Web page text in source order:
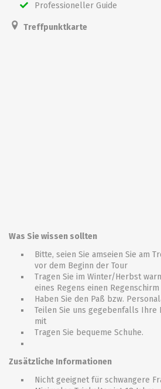
Professioneller Guide
Treffpunktkarte
Was Sie wissen sollten
Bitte, seien Sie amseien Sie am
vor dem Beginn der Tour
Tragen Sie im Winter/Herbst
eines Regens einen Regenschirm
Haben Sie den Paß bzw.
Teilen Sie uns gegebenfalls Ihre
mit
Tragen Sie bequeme Schuhe.
Zusätzliche Informationen
Nicht geeignet für schwangere